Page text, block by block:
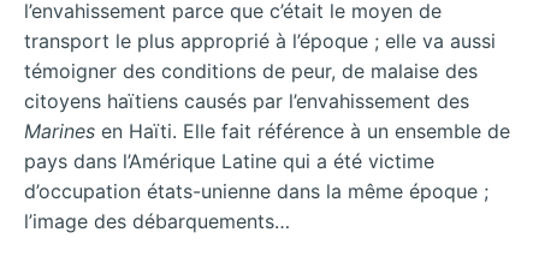
l’envahissement parce que c’était le moyen de
transport le plus approprié à l’époque ; elle va aussi
témoigner des conditions de peur, de malaise des
citoyens haïtiens causés par l’envahissement des
Marines en Haïti. Elle fait référence à un ensemble de
pays dans l’Amérique Latine qui a été victime
d’occupation états-unienne dans la même époque ;
l’image des débarquements…